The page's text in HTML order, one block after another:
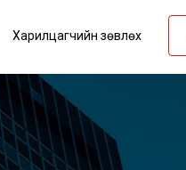
Харилцагчийн зөвлөх